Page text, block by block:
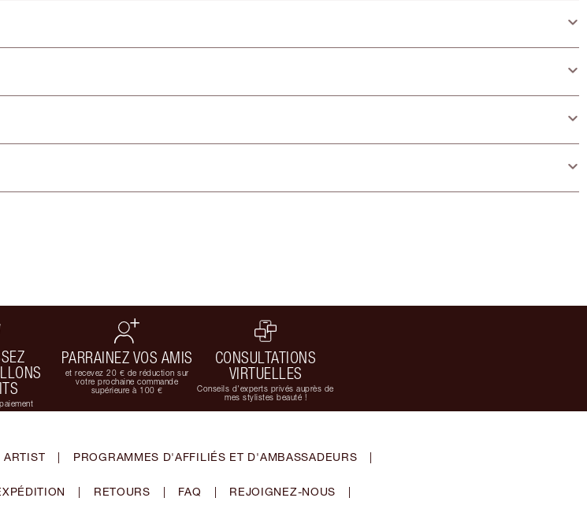
PARRAINEZ VOS AMIS
et recevez 20 € de réduction sur
votre prochaine commande
supérieure à 100 €
CONSULTATIONS
VIRTUELLES
Conseils d'experts privés auprès de
mes stylistes beauté !
ARTIST | PROGRAMMES D'AFFILIÉS ET D'AMBASSADEURS |
| RETOURS | FAQ | REJOIGNEZ-NOUS |